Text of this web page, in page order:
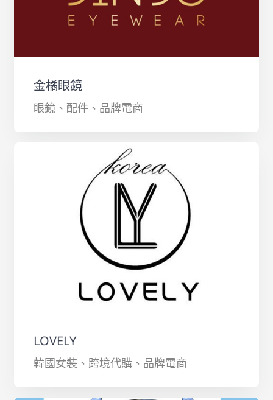
金橘眼鏡
眼鏡、配件、品牌電商
LOVELY
韓國女裝、跨境代購、品牌電商